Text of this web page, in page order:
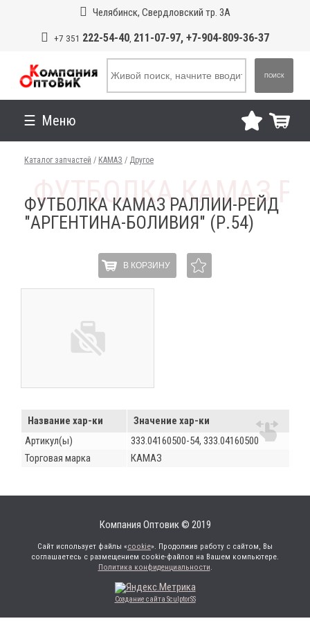
Челябинск, Свердловский тр. 3А
+7 351 222-54-40, 211-07-97, +7-904-809-36-37
ПОИСК
Меню
Каталог запчастей / КАМАЗ / Другое
ФУТБОЛКА КАМАЗ РАЛЛИИ-РЕЙД
"АРГЕНТИНА-БОЛИВИЯ" (Р.54)
В КОРЗИНУ
Название хар-ки
Значение хар-ки
Артикул(ы)
333.04160500-54, 333.04160500
Торговая марка
КАМАЗ
Компания Оптовик © 2019
Сайт использует файлы «cookie». Продолжив работу с сайтом, Вы
соглашаетесь с размещением cookie-файлов на Вашем компьютере.
Политика конфиденциальности.
Создание сайта SculptorSS